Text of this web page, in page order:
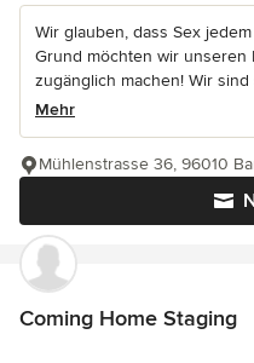
Wir glauben, dass Sex
Grund möchten wir unseren
zugänglich machen! Wir sind
Mehr
Mühlenstrasse 36, 96010
Coming Home Staging